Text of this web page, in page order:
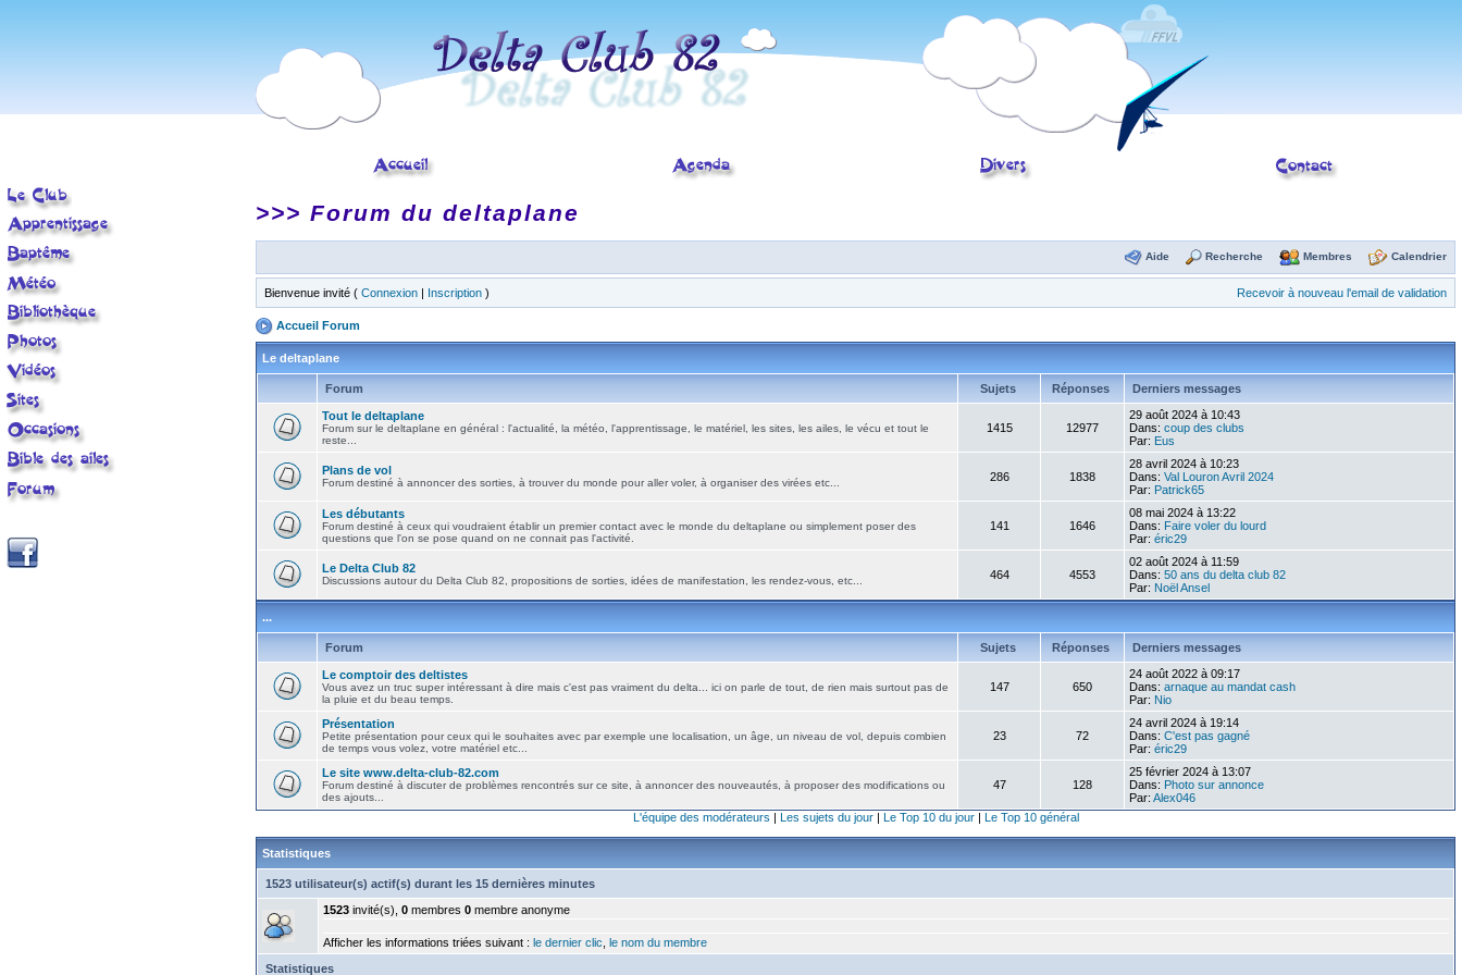
>>> Forum du deltaplane
Aide Recherche Membres Calendrier
Bienvenue invité ( Connexion | Inscription ) Recevoir à nouveau l'email de validation
Accueil Forum
Le deltaplane
Forum Sujets Réponses Derniers messages
Tout le deltaplane
Forum sur le deltaplane en général : l'actualité, la météo, l'apprentissage, le matériel, les sites, les ailes, le vécu et tout le
reste...
1415 12977
29 août 2024 à 10:43
Dans: coup des clubs
Par: Eus
Plans de vol
Forum destiné à annoncer des sorties, à trouver du monde pour aller voler, à organiser des virées etc... 286 1838
28 avril 2024 à 10:23
Dans: Val Louron Avril 2024
Par: Patrick65
Les débutants
Forum destiné à ceux qui voudraient établir un premier contact avec le monde du deltaplane ou simplement poser des
questions que l'on se pose quand on ne connait pas l'activité.
141 1646
08 mai 2024 à 13:22
Dans: Faire voler du lourd
Par: éric29
Le Delta Club 82
Discussions autour du Delta Club 82, propositions de sorties, idées de manifestation, les rendez-vous, etc... 464 4553
02 août 2024 à 11:59
Dans: 50 ans du delta club 82
Par: Noël Ansel
...
Forum Sujets Réponses Derniers messages
Le comptoir des deltistes
Vous avez un truc super intéressant à dire mais c'est pas vraiment du delta... ici on parle de tout, de rien mais surtout pas de
la pluie et du beau temps.
147 650
24 août 2022 à 09:17
Dans: arnaque au mandat cash
Par: Nio
Présentation
Petite présentation pour ceux qui le souhaites avec par exemple une localisation, un âge, un niveau de vol, depuis combien
de temps vous volez, votre matériel etc...
23 72
24 avril 2024 à 19:14
Dans: C'est pas gagné
Par: éric29
Le site www.delta-club-82.com
Forum destiné à discuter de problèmes rencontrés sur ce site, à annoncer des nouveautés, à proposer des modifications ou
des ajouts...
47 128
25 février 2024 à 13:07
Dans: Photo sur annonce
Par: Alex046
L'équipe des modérateurs | Les sujets du jour| Le Top 10 du jour| Le Top 10 général
Statistiques
1523 utilisateur(s) actif(s) durant les 15 dernières minutes
1523 invité(s), 0 membres 0 membre anonyme
Afficher les informations triées suivant : le dernier clic le nom du membre
Statistiques